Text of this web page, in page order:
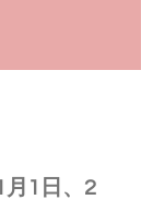
月1日、2